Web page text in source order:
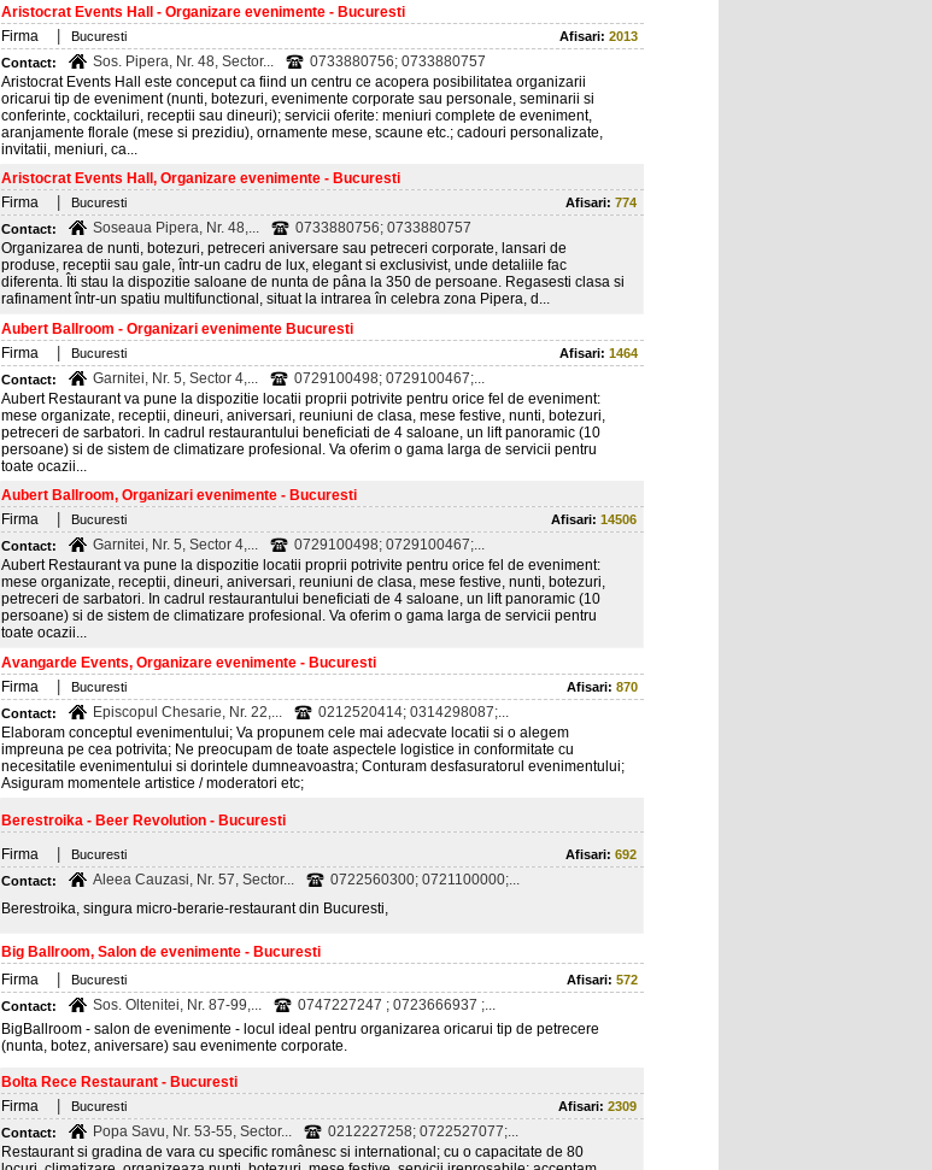
Aristocrat Events Hall - Organizare evenimente - Bucuresti
Firma
Bucuresti Afisari: 2013
Contact:
Sos. Pipera, Nr. 48, Sector...
0733880756; 0733880757
Aristocrat Events Hall este conceput ca fiind un centru ce acopera posibilitatea organizarii
oricarui tip de eveniment (nunti, botezuri, evenimente corporate sau personale, seminarii si
conferinte, cocktailuri, receptii sau dineuri); servicii oferite: meniuri complete de eveniment,
aranjamente florale (mese si prezidiu), ornamente mese, scaune etc.; cadouri personalizate,
invitatii, meniuri, ca...
Aristocrat Events Hall, Organizare evenimente - Bucuresti
Firma
Bucuresti Afisari: 774
Contact:
Soseaua Pipera, Nr. 48,...
0733880756; 0733880757
Organizarea de nunti, botezuri, petreceri aniversare sau petreceri corporate, lansari de
produse, receptii sau gale, într-un cadru de lux, elegant si exclusivist, unde detaliile fac
diferenta. Îti stau la dispozitie saloane de nunta de pâna la 350 de persoane. Regasesti clasa si
rafinament într-un spatiu multifunctional, situat la intrarea în celebra zona Pipera, d...
Aubert Ballroom - Organizari evenimente Bucuresti
Firma
Bucuresti Afisari: 1464
Contact:
Garnitei, Nr. 5, Sector 4,...
0729100498; 0729100467;...
Aubert Restaurant va pune la dispozitie locatii proprii potrivite pentru orice fel de eveniment:
mese organizate, receptii, dineuri, aniversari, reuniuni de clasa, mese festive, nunti, botezuri,
petreceri de sarbatori. In cadrul restaurantului beneficiati de 4 saloane, un lift panoramic (10
persoane) si de sistem de climatizare profesional. Va oferim o gama larga de servicii pentru
toate ocazii...
Aubert Ballroom, Organizari evenimente - Bucuresti
Firma
Bucuresti Afisari: 14506
Contact:
Garnitei, Nr. 5, Sector 4,...
0729100498; 0729100467;...
Aubert Restaurant va pune la dispozitie locatii proprii potrivite pentru orice fel de eveniment:
mese organizate, receptii, dineuri, aniversari, reuniuni de clasa, mese festive, nunti, botezuri,
petreceri de sarbatori. In cadrul restaurantului beneficiati de 4 saloane, un lift panoramic (10
persoane) si de sistem de climatizare profesional. Va oferim o gama larga de servicii pentru
toate ocazii...
Avangarde Events, Organizare evenimente - Bucuresti
Firma
Bucuresti Afisari: 870
Contact:
Episcopul Chesarie, Nr. 22,...
0212520414; 0314298087;...
Elaboram conceptul evenimentului; Va propunem cele mai adecvate locatii si o alegem
impreuna pe cea potrivita; Ne preocupam de toate aspectele logistice in conformitate cu
necesitatile evenimentului si dorintele dumneavoastra; Conturam desfasuratorul evenimentului;
Asiguram momentele artistice / moderatori etc;
Berestroika - Beer Revolution - Bucuresti
Firma
Bucuresti Afisari: 692
Contact:
Aleea Cauzasi, Nr. 57, Sector...
0722560300; 0721100000;...
Berestroika, singura micro-berarie-restaurant din Bucuresti,
Big Ballroom, Salon de evenimente - Bucuresti
Firma
Bucuresti Afisari: 572
Contact:
Sos. Oltenitei, Nr. 87-99,...
0747227247 ; 0723666937 ;...
BigBallroom - salon de evenimente - locul ideal pentru organizarea oricarui tip de petrecere
(nunta, botez, aniversare) sau evenimente corporate.
Bolta Rece Restaurant - Bucuresti
Firma
Bucuresti Afisari: 2309
Contact:
Popa Savu, Nr. 53-55, Sector...
0212227258; 0722527077;...
Restaurant si gradina de vara cu specific românesc si international; cu o capacitate de 80